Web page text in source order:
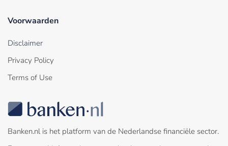
Voorwaarden
Disclaimer
Privacy Policy
Terms of Use
Banken.nl is het platform van de Nederlandse financiële sector.